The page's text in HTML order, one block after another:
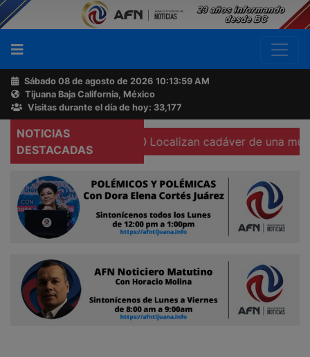
Sábado 08 de agosto de 2026 10:14:00 AM
Tijuana Baja California, México
Visitas durante el día de hoy: 33,177
NOTICIAS
DESTACADAS
corporal Localizan cadáver de una mujer
Buscador
Acerca
de
AFN
Ventas
Contacto
Reportero
Ciudadano